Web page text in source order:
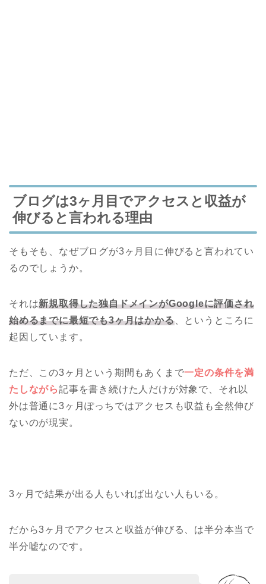
ブログは3ヶ月目でアクセスと収益が
伸びると言われる理由
そもそも、なぜブログが3ヶ月目に伸びると言われてい
るのでしょうか。
それは新規取得した独自ドメインがGoogleに評価され
始めるまでに最短でも3ヶ月はかかる、というところに
起因しています。
ただ、この3ヶ月という期間もあくまで一定の条件を満
たしながら記事を書き続けた人だけが対象で、それ以
外は普通に3ヶ月ぽっちではアクセスも収益も全然伸び
ないのが現実。
3ヶ月で結果が出る人もいれば出ない人もいる。
だから3ヶ月でアクセスと収益が伸びる、は半分本当で
半分嘘なのです。